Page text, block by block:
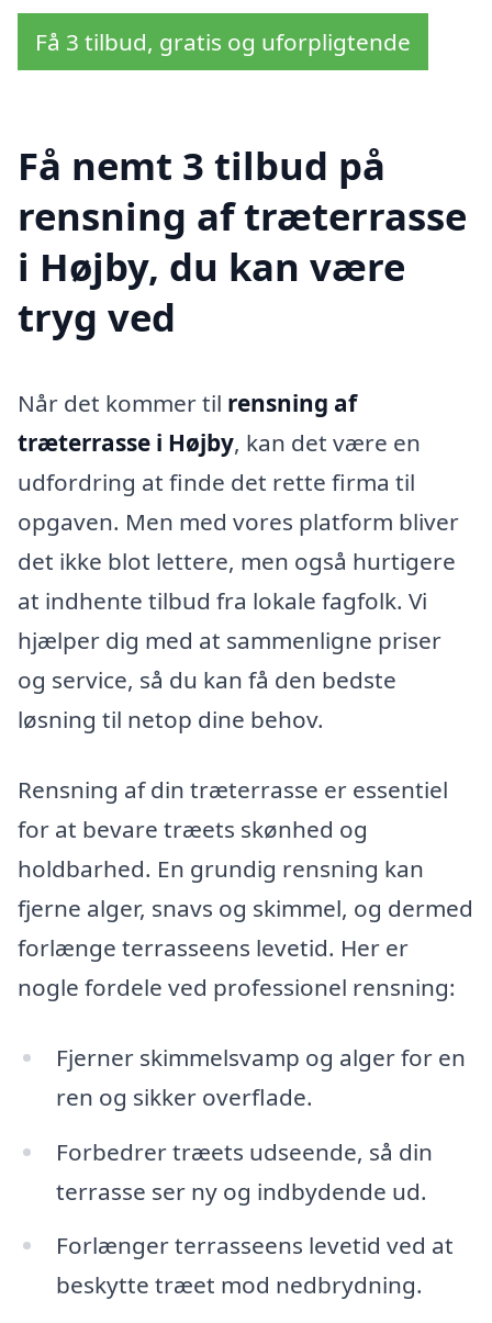
Få 3 tilbud, gratis og uforpligtende
Få nemt 3 tilbud på
rensning af træterrasse
i Højby, du kan være
tryg ved
Når det kommer til rensning af
træterrasse i Højby, kan det være en
udfordring at finde det rette firma til
opgaven. Men med vores platform bliver
det ikke blot lettere, men også hurtigere
at indhente tilbud fra lokale fagfolk. Vi
hjælper dig med at sammenligne priser
og service, så du kan få den bedste
løsning til netop dine behov.
Rensning af din træterrasse er essentiel
for at bevare træets skønhed og
holdbarhed. En grundig rensning kan
fjerne alger, snavs og skimmel, og dermed
forlænge terrasseens levetid. Her er
nogle fordele ved professionel rensning:
Fjerner skimmelsvamp og alger for en
ren og sikker overflade.
Forbedrer træets udseende, så din
terrasse ser ny og indbydende ud.
Forlænger terrasseens levetid ved at
beskytte træet mod nedbrydning.